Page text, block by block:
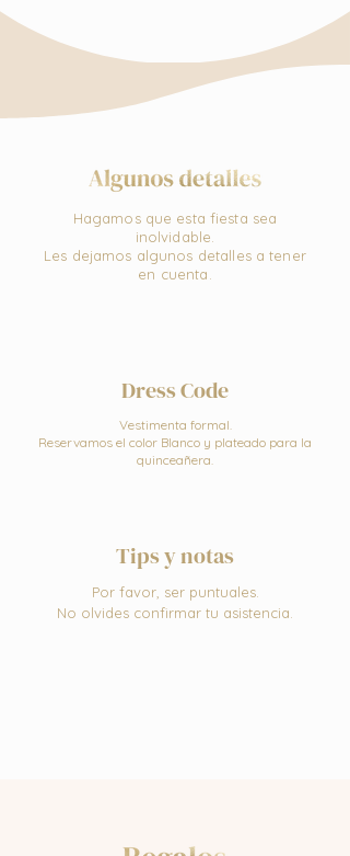
Hagamos que esta fiesta sea
inolvidable.
Les dejamos algunos detalles a tener
en cuenta.
Dress Code
Vestimenta formal.
Reservamos el color Blanco y plateado para la
quinceañera.
Tips y notas
Por favor, ser puntuales.
No olvides confirmar tu asistencia.